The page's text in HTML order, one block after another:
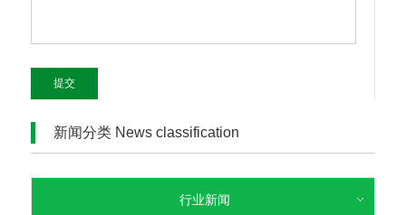
提交
新闻分类 News classification
行业新闻